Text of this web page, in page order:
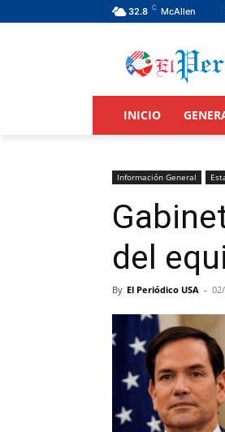
32.8 C McAllen
INICIO
Información General
del
By El Periódico USA -